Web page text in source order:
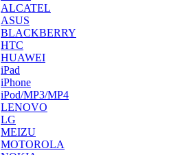
ALCATEL
ASUS
BLACKBERRY
HTC
HUAWEI
iPad
iPhone
iPod/MP3/MP4
LENOVO
LG
MEIZU
MOTOROLA